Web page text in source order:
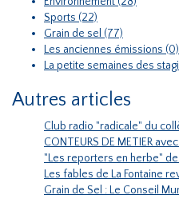
Sports (22)
Grain de sel (77)
Les anciennes émissions (0)
La petite semaines des
Autres articles
Club radio "radicale" du
CONTEURS DE METIER
"Les reporters en herbe"
Les fables de La Fontaine
Grain de Sel : Le Conseil